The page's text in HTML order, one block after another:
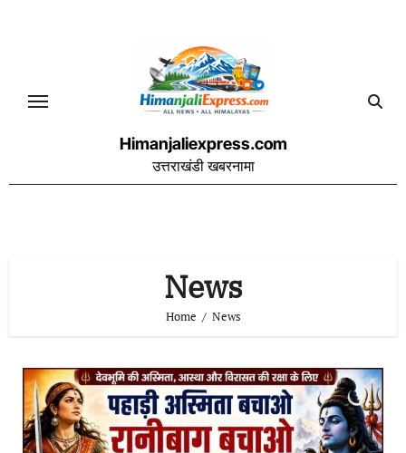
Himanjaliexpress.com
उत्तराखंडी खबरनामा
News
Home News